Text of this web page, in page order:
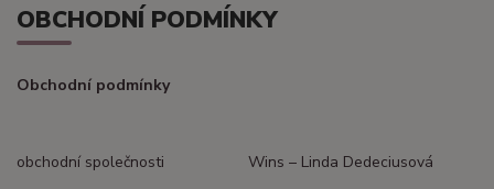
OBCHODNÍ PODMÍNKY
Obchodní podmínky
obchodní společnosti Wins – Linda Dedeciusová